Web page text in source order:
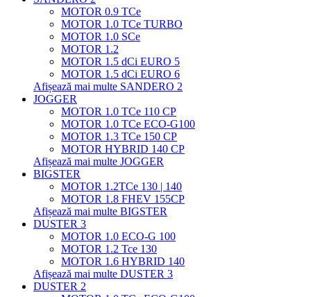
MOTOR 0.9 TCe
MOTOR 1.0 TCe TURBO
MOTOR 1.0 SCe
MOTOR 1.2
MOTOR 1.5 dCi EURO 5
MOTOR 1.5 dCi EURO 6
Afișează mai multe SANDERO 2
JOGGER
MOTOR 1.0 TCe 110 CP
MOTOR 1.0 TCe ECO-G100
MOTOR 1.3 TCe 150 CP
MOTOR HYBRID 140 CP
Afișează mai multe JOGGER
BIGSTER
MOTOR 1.2TCe 130 | 140
MOTOR 1.8 FHEV 155CP
Afișează mai multe BIGSTER
DUSTER 3
MOTOR 1.0 ECO-G 100
MOTOR 1.2 Tce 130
MOTOR 1.6 HYBRID 140
Afișează mai multe DUSTER 3
DUSTER 2